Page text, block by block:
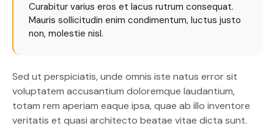
Curabitur varius eros et lacus rutrum consequat.
Mauris sollicitudin enim condimentum, luctus justo
non, molestie nisl.
Sed ut perspiciatis, unde omnis iste natus error sit
voluptatem accusantium doloremque laudantium,
totam rem aperiam eaque ipsa, quae ab illo inventore
veritatis et quasi architecto beatae vitae dicta sunt.